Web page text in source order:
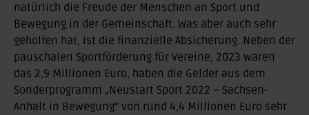
natürlich die Freude der Menschen an Sport und
Bewegung in der Gemeinschaft. Was aber auch sehr
geholfen hat, ist die finanzielle Absicherung. Neben der
pauschalen Sportförderung für Vereine, 2023 waren
das 2,9 Millionen Euro, haben die Gelder aus dem
Sonderprogramm „Neustart Sport 2022 – Sachsen-
Anhalt in Bewegung“ von rund 4,4 Millionen Euro sehr